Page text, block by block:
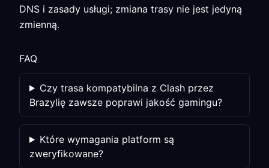
DNS i zasady usługi; zmiana trasy nie jest jedyną
zmienną.
FAQ
Czy trasa kompatybilna z Clash przez
Brazylię zawsze poprawi jakość gamingu?
Które wymagania platform są
zweryfikowane?